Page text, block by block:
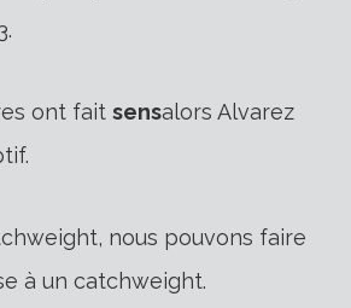
ont fait sensalors Alvarez
nous pouvons faire
à un catchweight.